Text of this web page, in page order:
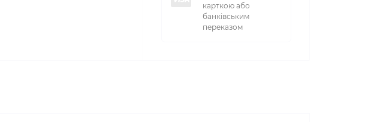
карткою або
банківським
переказом